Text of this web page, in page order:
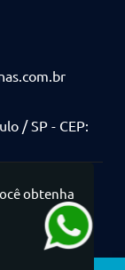
/ SP - CEP:
obtenha